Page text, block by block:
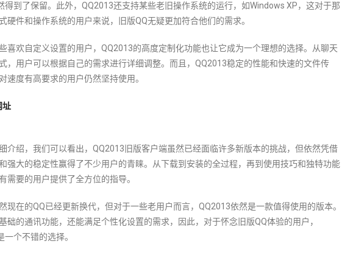
得到了保留。此外，QQ2013还支持某些老旧操作系统的运行，如Windows XP，这对于那
硬件和操作系统的用户来说，旧版QQ无疑更加符合他们的需求。
喜欢自定义设置的用户，QQ2013的高度定制化功能也让它成为一个理想的选择。从聊天
，用户可以根据自己的需求进行详细调整。而且，QQ2013稳定的性能和快速的文件传
速度有高要求的用户仍然坚持使用。
址
介绍，我们可以看出，QQ2013旧版客户端虽然已经面临许多新版本的挑战，但依然凭借
强大的稳定性赢得了不少用户的青睐。从下载到安装的全过程，再到使用技巧和独特功能
需要的用户提供了全方位的指导。
现在的QQ已经更新换代，但对于一些老用户而言，QQ2013依然是一款值得使用的版本。
础的通讯功能，还能满足个性化设置的需求，因此，对于怀念旧版QQ体验的用户，
一个不错的选择。